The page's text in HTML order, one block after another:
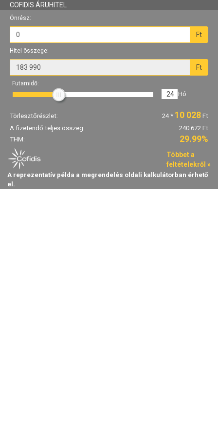
COFIDIS ÁRUHITEL
Önrész:
Ft
Hitel összege:
Ft
Futamidő:
24 Hó
Törlesztőrészlet: 24* 10 028 Ft
A fizetendő teljes összeg:
240 672 Ft
THM:
29.99%
Többet a
feltételekről »
A reprezentatív példa a megrendelés oldali kalkulátorban érhető
el.